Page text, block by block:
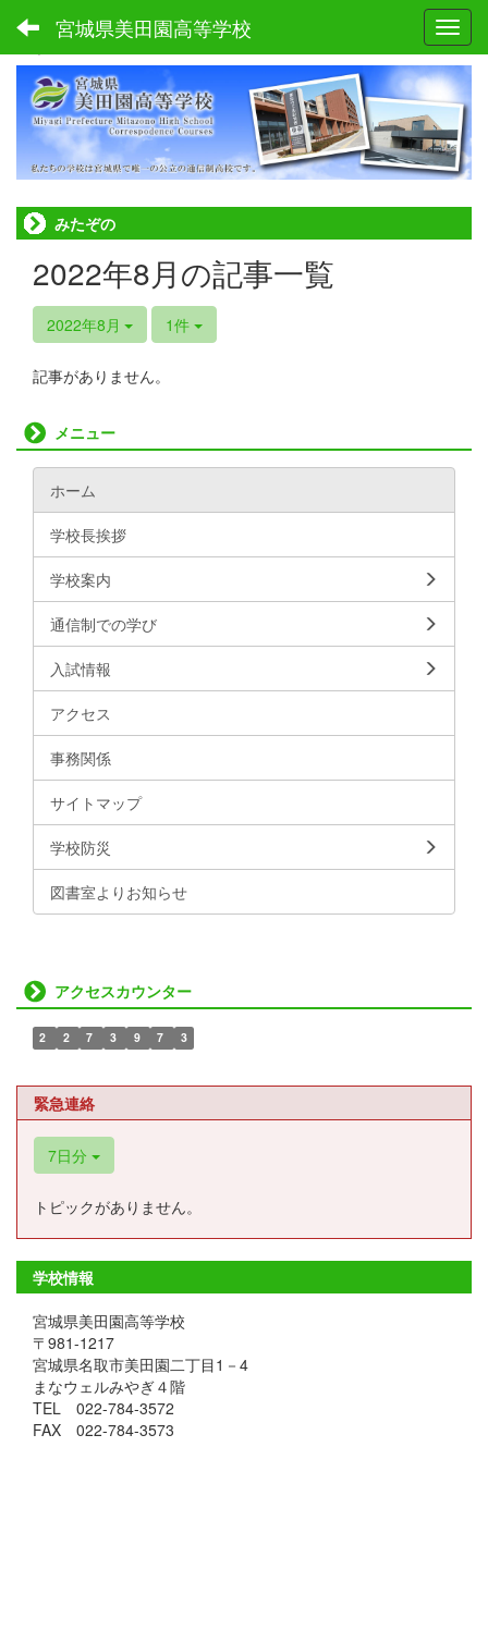
宮城県美田園高等学校
みたぞの
2022年8月の記事一覧
2022年8月 1件
記事がありません。
メニュー
ホーム
学校長挨拶
学校案内
通信制での学び
入試情報
アクセス
事務関係
サイトマップ
学校防災
図書室よりお知らせ
アクセスカウンター
2 2 7 3 9 7 3
緊急連絡
7日分
トピックがありません。
学校情報
宮城県美田園高等学校
〒981-1217
宮城県名取市美田園二丁目1－4
まなウェルみやぎ４階
TEL 022-784-3572
FAX 022-784-3573